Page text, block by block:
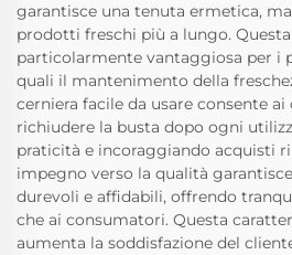
garantisce una tenuta ermetica,
prodotti freschi più a lungo.
particolarmente vantaggiosa per i
quali il mantenimento della
cerniera facile da usare consente
richiudere la busta dopo ogni
praticità e incoraggiando acquisti
impegno verso la qualità
durevoli e affidabili, offrendo
che ai consumatori. Questa
aumenta la soddisfazione del